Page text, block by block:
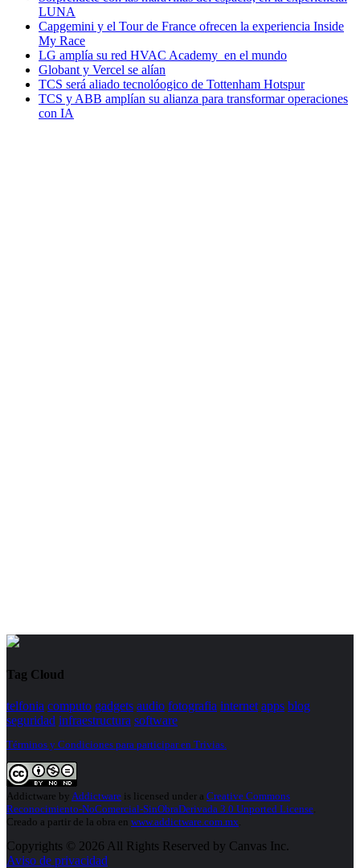
LUNA
Capgemini y el Tour de France ofrecen la experiencia Inside
My Race
LG amplía su red HVAC Academy en el mundo
Globant y Vercel se alían
TCS será aliado tecnolóogico de Tottenham Hotspur
TCS y ABB amplían su alianza para transformar operaciones
con IA
Tag Cloud
telfonia computo gadgets audio fotografia internet apps blog
seguridad infraestructura software
Términos y Condiciones para participar en Trivias.
Addictware by Addictware is licensed under a Creative Commons
Reconocimiento-NoComercial-SinObraDerivada 3.0 Unported License.
Creado a partir de la obra en www.addictware.com.mx.
Copyrights © 2026 All Rights Reserved by Canvas Inc.
Aviso de privacidad